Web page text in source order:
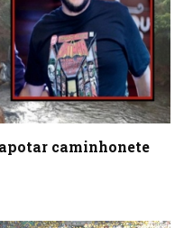
caminhonete